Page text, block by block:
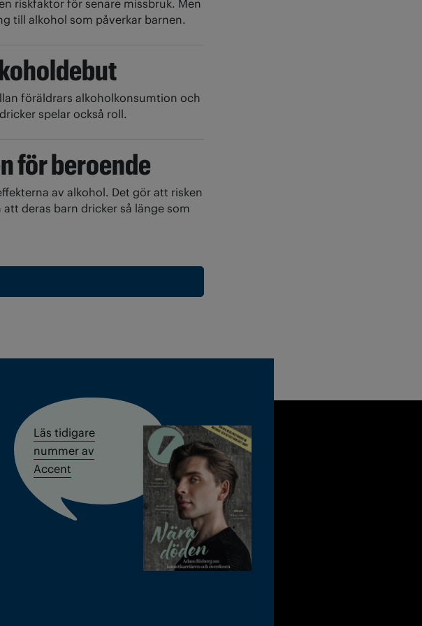
riskfaktor för senare missbruk. Men
till alkohol som påverkar barnen.
föräldrars alkoholkonsumtion och
spelar också roll.
för beroende
av alkohol. Det gör att risken
deras barn dricker så länge som
Läs tidigare
nummer av
Accent